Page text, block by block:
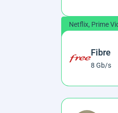
Netflix, Prime
Fibre
8 Gb/s